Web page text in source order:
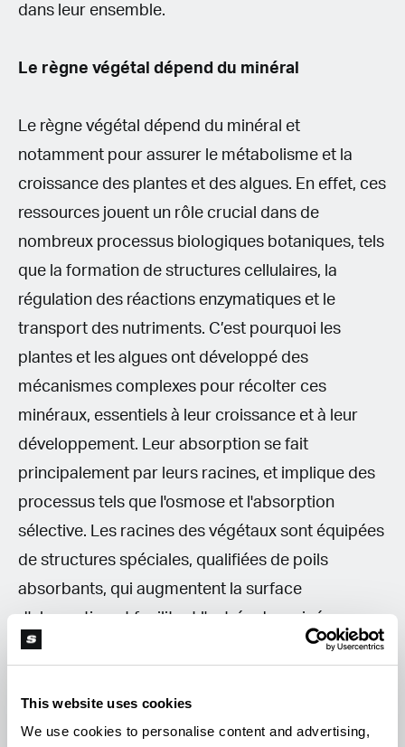
This website uses cookies
We use cookies to personalise content and advertising,
dans leur ensemble.
Le règne végétal dépend du minéral
Le règne végétal dépend du minéral et
notamment pour assurer le métabolisme et la
croissance des plantes et des algues. En effet, ces
ressources jouent un rôle crucial dans de
nombreux processus biologiques botaniques, tels
que la formation de structures cellulaires, la
régulation des réactions enzymatiques et le
transport des nutriments. C’est pourquoi les
plantes et les algues ont développé des
mécanismes complexes pour récolter ces
minéraux, essentiels à leur croissance et à leur
développement. Leur absorption se fait
principalement par leurs racines, et implique des
processus tels que l'osmose et l'absorption
sélective. Les racines des végétaux sont équipées
de structures spéciales, qualifiées de poils
absorbants, qui augmentent la surface
d'absorption et facilitent l'entrée des minéraux
dans les cellules végétales. Par osmose, les
dissous présents dans le sol. Les cellules
végétales ont également la capacité d'effectuer